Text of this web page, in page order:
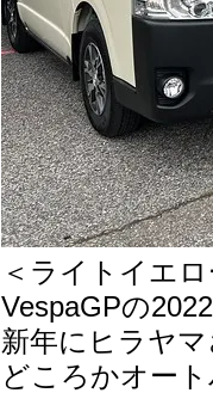
＜ライトイエ
VespaGPの
新年にヒラヤ
どころかオー